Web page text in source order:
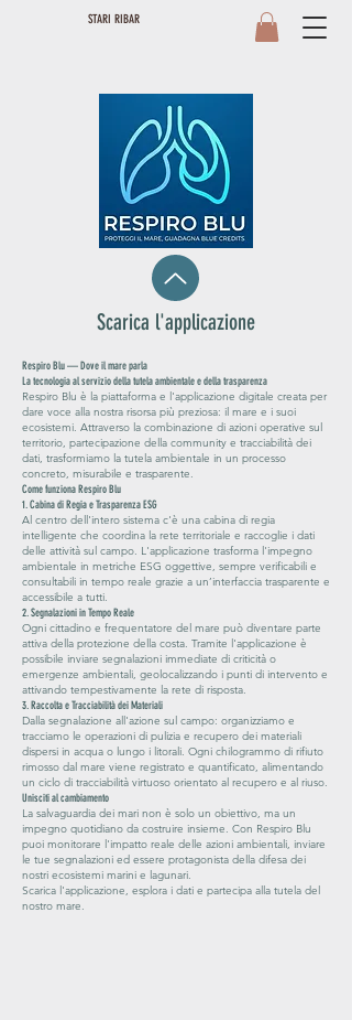
STARI RIBAR
Scarica l'applicazione
Respiro Blu — Dove il mare parla
La tecnologia al servizio della tutela ambientale e della trasparenza
Respiro Blu è la piattaforma e l'applicazione digitale creata per
dare voce alla nostra risorsa più preziosa: il mare e i suoi
ecosistemi. Attraverso la combinazione di azioni operative sul
territorio, partecipazione della community e tracciabilità dei
dati, trasformiamo la tutela ambientale in un processo
concreto, misurabile e trasparente.
Come funziona Respiro Blu
1. Cabina di Regia e Trasparenza ESG
Al centro dell'intero sistema c'è una cabina di regia
intelligente che coordina la rete territoriale e raccoglie i dati
delle attività sul campo. L'applicazione trasforma l'impegno
ambientale in metriche ESG oggettive, sempre verificabili e
consultabili in tempo reale grazie a un’interfaccia trasparente e
accessibile a tutti.
2. Segnalazioni in Tempo Reale
Ogni cittadino e frequentatore del mare può diventare parte
attiva della protezione della costa. Tramite l'applicazione è
possibile inviare segnalazioni immediate di criticità o
emergenze ambientali, geolocalizzando i punti di intervento e
attivando tempestivamente la rete di risposta.
3. Raccolta e Tracciabilità dei Materiali
Dalla segnalazione all'azione sul campo: organizziamo e
tracciamo le operazioni di pulizia e recupero dei materiali
dispersi in acqua o lungo i litorali. Ogni chilogrammo di rifiuto
rimosso dal mare viene registrato e quantificato, alimentando
un ciclo di tracciabilità virtuoso orientato al recupero e al riuso.
Unisciti al cambiamento
La salvaguardia dei mari non è solo un obiettivo, ma un
impegno quotidiano da costruire insieme. Con Respiro Blu
puoi monitorare l'impatto reale delle azioni ambientali, inviare
le tue segnalazioni ed essere protagonista della difesa dei
nostri ecosistemi marini e lagunari.
Scarica l'applicazione, esplora i dati e partecipa alla tutela del
nostro mare.